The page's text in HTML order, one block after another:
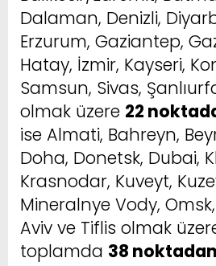
Dalaman, Denizli,
Erzurum, Gaziantep,
Hatay, İzmir, Kayseri,
Samsun, Sivas,
olmak üzere 22
ise Almati, Bahreyn,
Doha, Donetsk, Dubai,
Krasnodar, Kuveyt,
Mineralnye Vody,
Aviv ve Tiflis olmak
toplamda 38 noktadan